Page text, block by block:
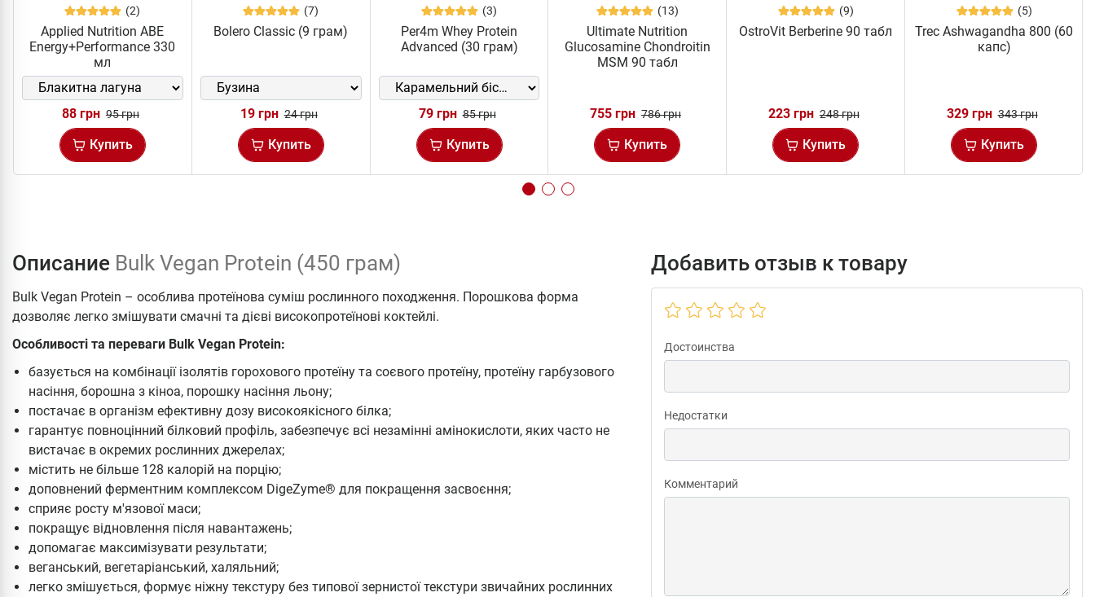
(2)
Applied Nutrition ABE
Energy+Performance 330
мл
88 грн 95 грн
Купить
(7)
Bolero Classic (9 грам)
19 грн 24 грн
Купить
(3)
Per4m Whey Protein
Advanced (30 грам)
79 грн 85 грн
Купить
(13)
Ultimate Nutrition
Glucosamine Chondroitin
MSM 90 табл
755 грн 786 грн
Купить
(9)
OstroVit Berberine 90 табл
223 грн 248 грн
Купить
(5)
Trec Ashwagandha 800 (60
капс)
329 грн 343 грн
Купить
Описание Bulk Vegan Protein (450 грам)
Bulk Vegan Protein – особлива протеїнова суміш рослинного походження. Порошкова форма
дозволяє легко змішувати смачні та дієві високопротеїнові коктейлі.
Особливості та переваги Bulk Vegan Protein:
базується на комбінації ізолятів горохового протеїну та соєвого протеїну, протеїну гарбузового
насіння, борошна з кіноа, порошку насіння льону;
постачає в організм ефективну дозу високоякісного білка;
гарантує повноцінний білковий профіль, забезпечує всі незамінні амінокислоти, яких часто не
вистачає в окремих рослинних джерелах;
містить не більше 128 калорій на порцію;
доповнений ферментним комплексом DigeZyme® для покращення засвоєння;
сприяє росту м'язової маси;
покращує відновлення після навантажень;
допомагає максимізувати результати;
веганський, вегетаріанський, халяльний;
легко змішується, формує ніжну текстуру без типової зернистої текстури звичайних рослинних
Добавить отзыв к товару
Достоинства
Недостатки
Комментарий